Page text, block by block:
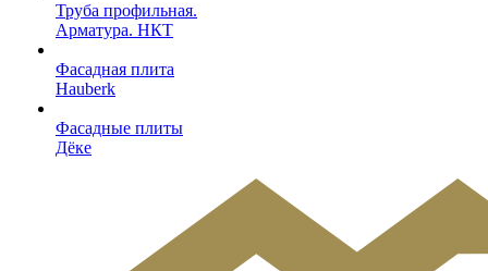
Труба профильная.
Арматура. НКТ
Фасадная плита
Hauberk
Фасадные плиты
Дёке